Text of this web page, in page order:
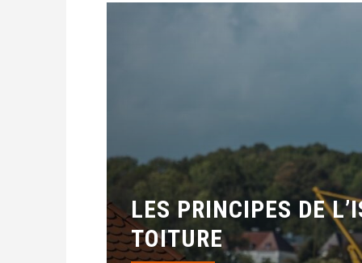
LES PRINCIPES DE
TOITURE